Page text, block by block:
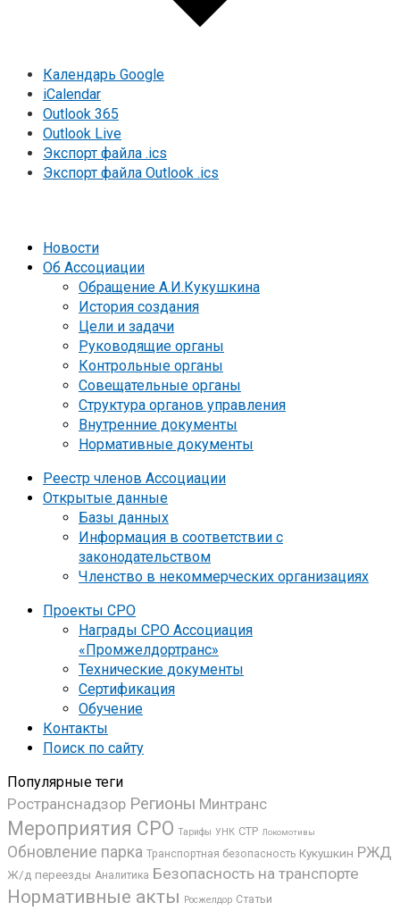
Календарь Google
iCalendar
Outlook 365
Outlook Live
Экспорт файла .ics
Экспорт файла Outlook .ics
Новости
Об Ассоциации
Обращение А.И.Кукушкина
История создания
Цели и задачи
Руководящие органы
Контрольные органы
Совещательные органы
Структура органов управления
Внутренние документы
Нормативные документы
Реестр членов Ассоциации
Открытые данные
Базы данных
Информация в соответствии с
законодательством
Членство в некоммерческих организациях
Проекты СРО
Награды СРО Ассоциация
«Промжелдортранс»
Технические документы
Сертификация
Обучение
Контакты
Поиск по сайту
Популярные теги
Ространснадзор Регионы Минтранс
Мероприятия СРО Тарифы УНК СТР Локомотивы
Обновление парка Транспортная безопасность Кукушкин РЖД
Ж/д переезды Аналитика Безопасность на транспорте
Нормативные акты Росжелдор Статьи